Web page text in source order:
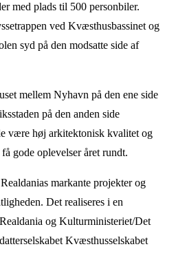
med plads til 500 personbiler.
ved Kvæsthusbassinet og
syd på den modsatte side af
mellem Nyhavn på den ene side
på den anden side
være høj arkitektonisk kvalitet og
gode oplevelser året rundt.
markante projekter og
Det realiseres i en
og Kulturministeriet/Det
Kvæsthusselskabet